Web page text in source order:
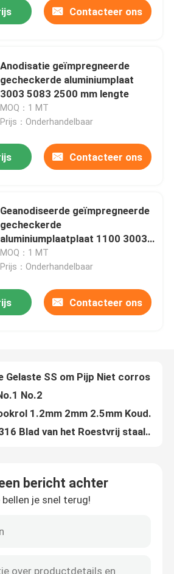
Contacteer ons
Anodisatie geïmpregneerde
gecheckerde aluminiumplaat
3003 5083 2500 mm lengte
MOQ：1 MT
Prijs：Onderhandelbaar
Contacteer ons
Geanodiseerde geïmpregneerde
gecheckerde
aluminiumplaatplaat 1100 3003
5083 5 mm dikte
MOQ：1 MT
Prijs：Onderhandelbaar
Contacteer ons
Het Blad van het Roestvrij staalmetaal van GB 409 410 1800mm HL Oxydatie die tegen Ce SNI verzetten zich
No.2
NO.4 SS Strookrol 1.2mm 2mm 2.5mm Koudgewalste SS304 SUS304
ASTM ASIS 316 Blad van het Roestvrij staalmetaal 314 Oppoetsende 5mm No.1 No.2
bericht achter
bellen je snel terug!